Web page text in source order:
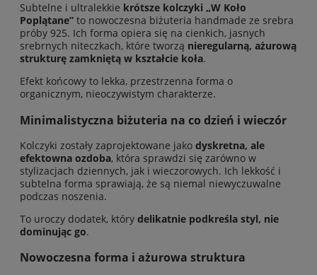
Subtelne i ultralekkie krótsze kolczyki „W Koło
Poplątane” to nowoczesna biżuteria handmade ze srebra
próby 925. Ich forma opiera się na cienkich, jasnych
srebrnych niteczkach, które tworzą nieregularną, ażurową
strukturę zamkniętą w kształcie koła.
Efekt końcowy to lekka, przestrzenna forma o
organicznym, nieoczywistym charakterze.
Minimalistyczna biżuteria na co dzień i wieczór
Kolczyki zostały zaprojektowane jako dyskretna, ale
efektowna ozdoba, która sprawdzi się zarówno w
stylizacjach dziennych, jak i wieczorowych. Ich lekkość i
subtelna forma sprawiają, że są niemal niewyczuwalne
podczas noszenia.
To uroczy dodatek, który delikatnie podkreśla styl, nie
dominując go.
Nowoczesna forma i ażurowa struktura